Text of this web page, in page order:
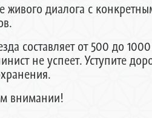
живого диалога с
составляет от 500 до
не успеет. Уступите
внимании!